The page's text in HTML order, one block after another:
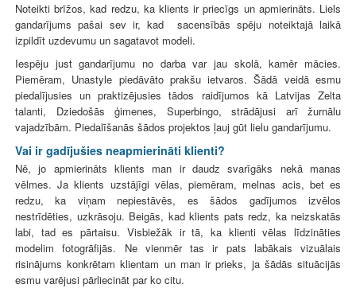
Noteikti brīžos, kad redzu, ka klients ir priecīgs un apmierināts. Liels
gandarījums pašai sev ir, kad sacensībās spēju noteiktajā laikā
izpildīt uzdevumu un sagatavot modeli.
Iespēju just gandarījumu no darba var jau skolā, kamēr mācies.
Piemēram, Unastyle piedāvāto prakšu ietvaros. Šādā veidā esmu
piedalījusies un praktizējusies tādos raidījumos kā Latvijas Zelta
talanti, Dziedošās ģimenes, Superbingo, strādājusi arī žurnālu
vajadzībām. Piedalīšanās šādos projektos ļauj gūt lielu gandarījumu.
Vai ir gadījušies neapmierināti klienti?
Nē, jo apmierināts klients man ir daudz svarīgāks nekā manas
vēlmes. Ja klients uzstājīgi vēlas, piemēram, melnas acis, bet es
redzu, ka viņam nepiestāvēs, es šādos gadījumos izvēlos
nestrīdēties, uzkrāsoju. Beigās, kad klients pats redz, ka neizskatās
labi, tad es pārtaisu. Visbiežāk ir tā, ka klienti vēlas līdzināties
modelim fotogrāfijās. Ne vienmēr tas ir pats labākais vizuālais
risinājums konkrētam klientam un man ir prieks, ja šādās situācijās
esmu varējusi pārliecināt par ko citu.